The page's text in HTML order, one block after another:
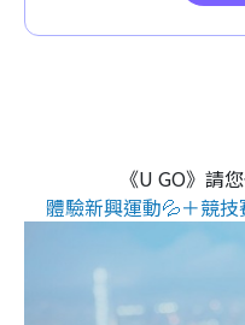
《U GO》請
體驗新興運動💦＋競